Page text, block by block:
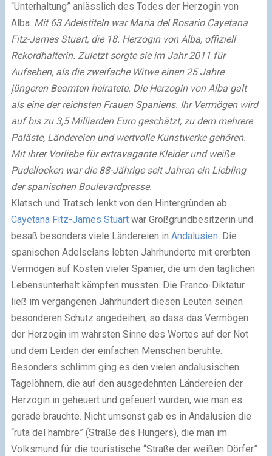
“Unterhaltung” anlässlich des Todes der Herzogin von
Alba: Mit 63 Adelstiteln war Maria del Rosario Cayetana
Fitz-James Stuart, die 18. Herzogin von Alba, offiziell
Rekordhalterin. Zuletzt sorgte sie im Jahr 2011 für
Aufsehen, als die zweifache Witwe einen 25 Jahre
jüngeren Beamten heiratete. Die Herzogin von Alba galt
als eine der reichsten Frauen Spaniens. Ihr Vermögen wird
auf bis zu 3,5 Milliarden Euro geschätzt, zu dem mehrere
Paläste, Ländereien und wertvolle Kunstwerke gehören.
Mit ihrer Vorliebe für extravagante Kleider und weiße
Pudellocken war die 88-Jährige seit Jahren ein Liebling
der spanischen Boulevardpresse.
Klatsch und Tratsch lenkt von den Hintergründen ab.
Cayetana Fitz-James Stuartwar Großgrundbesitzerin und
besaß besonders viele Ländereien in Andalusien. Die
spanischen Adelsclans lebten Jahrhunderte mit ererbten
Vermögen auf Kosten vieler Spanier, die um den täglichen
Lebensunterhalt kämpfen mussten. Die Franco-Diktatur
ließ im vergangenen Jahrhundert diesen Leuten seinen
besonderen Schutz angedeihen, so dass das Vermögen
der Herzogin im wahrsten Sinne des Wortes auf der Not
und dem Leiden der einfachen Menschen beruhte.
Besonders schlimm ging es den vielen andalusischen
Tagelöhnern, die auf den ausgedehnten Ländereien der
Herzogin in geheuert und gefeuert wurden, wie man es
gerade brauchte. Nicht umsonst gab es in Andalusien die
“ruta del hambre” (Straße des Hungers), die man im
Volksmund für die touristische “Straße der weißen Dörfer”